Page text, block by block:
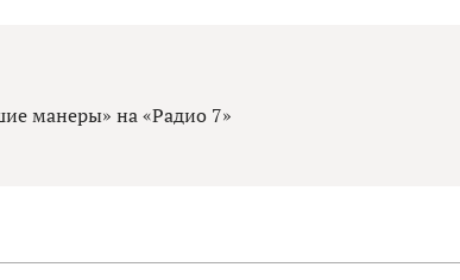
манеры» на «Радио 7»